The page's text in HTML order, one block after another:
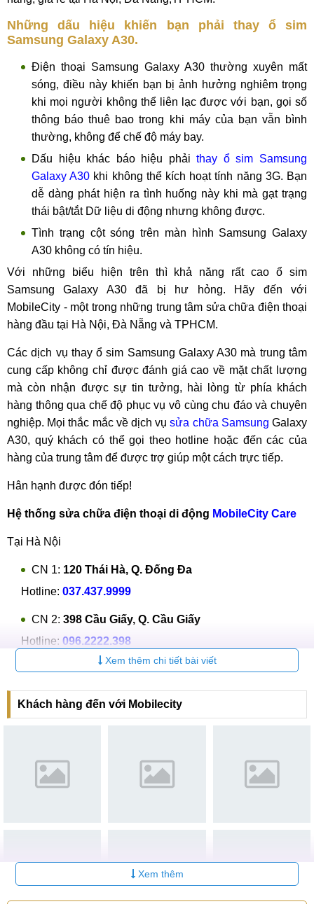
Những dấu hiệu khiến bạn phải thay ổ sim
Samsung Galaxy A30.
Điện thoại Samsung Galaxy A30 thường xuyên mất
sóng, điều này khiến bạn bị ảnh hưởng nghiêm trọng
khi mọi người không thể liên lạc được với bạn, gọi số
thông báo thuê bao trong khi máy của bạn vẫn bình
thường, không để chế độ máy bay.
Dấu hiệu khác báo hiệu phải thay ổ sim Samsung
Galaxy A30 khi không thể kích hoạt tính năng 3G. Bạn
dễ dàng phát hiện ra tình huống này khi mà gạt trạng
thái bật/tắt Dữ liệu di động nhưng không được.
Tình trạng cột sóng trên màn hình Samsung Galaxy
A30 không có tín hiệu.
Với những biểu hiện trên thì khả năng rất cao ổ sim
Samsung Galaxy A30 đã bị hư hỏng. Hãy đến với
MobileCity - một trong những trung tâm sửa chữa điện thoại
hàng đầu tại Hà Nội, Đà Nẵng và TPHCM.
Các dịch vụ thay ổ sim Samsung Galaxy A30 mà trung tâm
cung cấp không chỉ được đánh giá cao về mặt chất lượng
mà còn nhận được sự tin tưởng, hài lòng từ phía khách
hàng thông qua chế độ phục vụ vô cùng chu đáo và chuyên
nghiệp. Mọi thắc mắc về dịch vụsửa chữa SamsungGalaxy
A30, quý khách có thể gọi theo hotline hoặc đến các của
hàng của trung tâm để được trợ giúp một cách trực tiếp.
Hân hạnh được đón tiếp!
Hệ thống sửa chữa điện thoại di động MobileCity Care
Tại Hà Nội
CN 1: 120 Thái Hà, Q. Đống Đa
Hotline: 037.437.9999
CN 2: 398 Cầu Giấy, Q. Cầu Giấy
Hotline: 096.2222.398
CN 3:42 Phố Vọng, Hai Bà Trưng
Hotline:0338.424242
Tại TP Hồ Chí Minh
Hotline:
97 Hàm Nghi, Q.Thanh Khê
Xem thêm chi tiết bài viết
Khách hàng đến với Mobilecity
Xem thêm